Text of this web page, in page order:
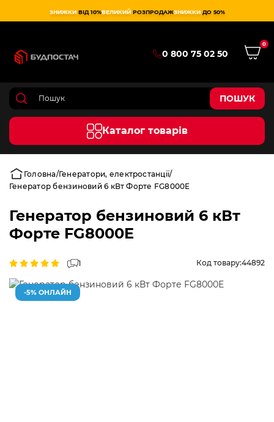
ЗНИЖКИ ВІД 10%ВЕЛИКИЙ РОЗПРОДАЖЗНИЖКИ ДО 50%
0 800 75 02 50
0
ПОШУК
Каталог товарів
Головна Генератори, електростанції
Генератор бензиновий 6 кВт Форте FG8000E
Генератор бензиновий 6 кВт
Форте FG8000E
1 Код товару:44892
-5% ОНЛАЙН